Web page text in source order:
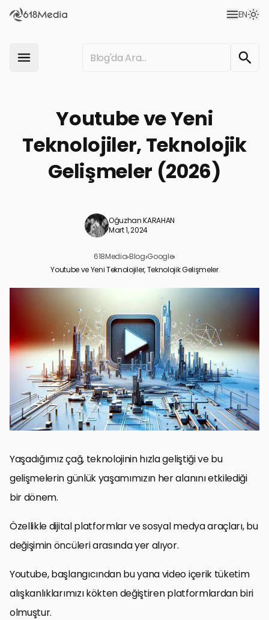
EN
Youtube ve Yeni
Teknolojiler, Teknolojik
Gelişmeler (2026)
Oğuzhan KARAHAN
Mart 1, 2024
618Media›Blog›Google›
Youtube ve Yeni Teknolojiler, Teknolojik Gelişmeler
Teknolojinin Youtube Üzerindeki Etkisi
Yeni Teknolojilerin Youtube İçerik Üretimine Etkisi
Youtube ve Yeni Medya Teknolojilerinin Eğitim Üzerindeki Etkisi
Youtube’un Reklam ve Pazarlama Sektörüne Etkisi
Youtube ve Teknolojinin Sosyal Etkileşim Üzerindeki Rolü
Youtube’un Küresel Kültür ve Trendler Üzerindeki Etkisi
Youtube ve Teknolojik Yeniliklerin Geleceği
Sonuç: Teknolojik Gelişmelerin Youtube Üzerindeki Etkisi
YouTube ve Teknolojik Gelişmeler Hakkında SSS
Yaşadığımız çağ, teknolojinin hızla geliştiği ve bu
gelişmelerin günlük yaşamımızın her alanını etkilediği
bir dönem.
Özellikle dijital platformlar ve sosyal medya araçları, bu
değişimin öncüleri arasında yer alıyor.
Youtube, başlangıcından bu yana video içerik tüketim
alışkanlıklarımızı kökten değiştiren platformlardan biri
olmuştur.